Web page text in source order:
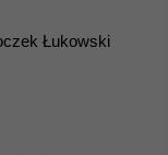
Łukowski